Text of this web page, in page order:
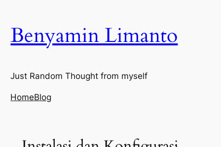
content
Benyamin Limanto
Just Random Thought from myself
HomeBlog